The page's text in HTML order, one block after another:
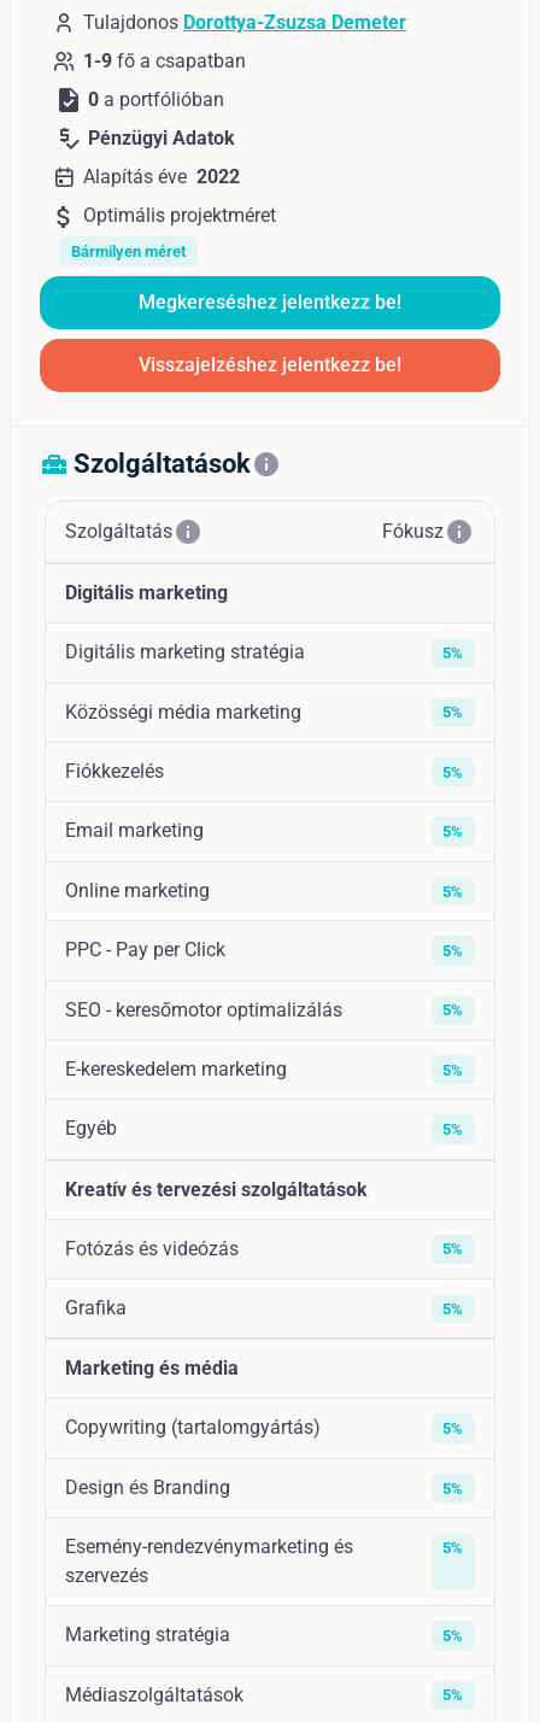
Tulajdonos Dorottya-Zsuzsa Demeter
1-9 fő a csapatban
task 0 a portfólióban
price_check Pénzügyi Adatok
Alapítás éve 2022
attach_money Optimális projektméret
Bármilyen méret
Megkereséshez jelentkezz be!
Visszajelzéshez jelentkezz be!
home_repair_service Szolgáltatásokinfo
Szolgáltatásinfo Fókuszinfo
Digitális marketing
Digitális marketing stratégia 5%
Közösségi média marketing 5%
Fiókkezelés 5%
Email marketing 5%
Online marketing 5%
PPC - Pay per Click 5%
SEO - keresőmotor optimalizálás 5%
E-kereskedelem marketing 5%
Egyéb 5%
Kreatív és tervezési szolgáltatások
Fotózás és videózás 5%
Grafika 5%
Marketing és média
Copywriting (tartalomgyártás) 5%
Design és Branding 5%
Esemény-rendezvénymarketing és
szervezés
5%
Marketing stratégia 5%
Médiaszolgáltatások 5%